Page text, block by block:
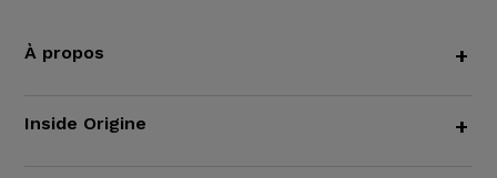
À propos +
Inside Origine +